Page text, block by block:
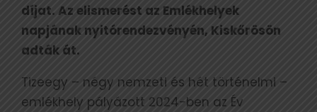
díjat. Az elismerést az Emlékhelyek
napjának nyitórendezvényén, Kiskőrösön
adták át.
Tizeegy – négy nemzeti és hét történelmi –
emlékhely pályázott 2024-ben az Év